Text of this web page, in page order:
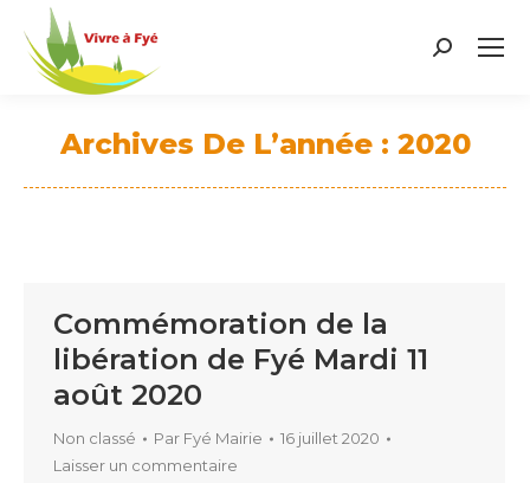
Search:
Archives De L’année : 2020
Commémoration de la
libération de Fyé Mardi 11
août 2020
Non classé Par Fyé Mairie
16 juillet 2020
Laisser un commentaire